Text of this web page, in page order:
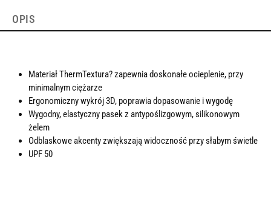
OPIS
Materiał ThermTextura? zapewnia doskonałe ocieplenie, przy
minimalnym ciężarze
Ergonomiczny wykrój 3D, poprawia dopasowanie i wygodę
Wygodny, elastyczny pasek z antypoślizgowym, silikonowym
żelem
Odblaskowe akcenty zwiększają widoczność przy słabym świetle
UPF 50